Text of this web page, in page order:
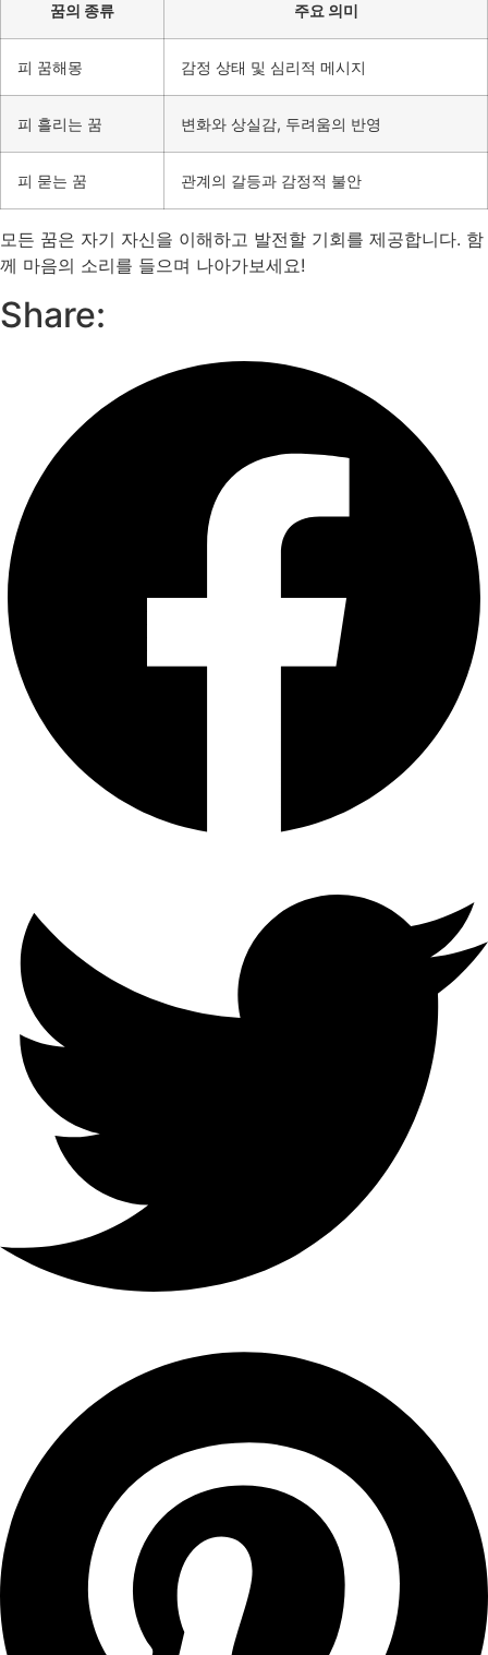
꿈의 종류 주요 의미
피 꿈해몽 감정 상태 및 심리적 메시지
피 흘리는 꿈 변화와 상실감, 두려움의 반영
피 묻는 꿈 관계의 갈등과 감정적 불안
모든 꿈은 자기 자신을 이해하고 발전할 기회를 제공합니다. 함
께 마음의 소리를 들으며 나아가보세요!
Share: